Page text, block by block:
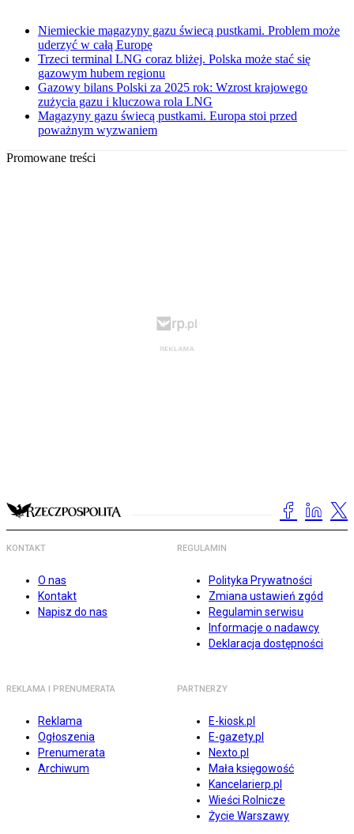
Niemieckie magazyny gazu świecą pustkami. Problem może
uderzyć w całą Europę
Trzeci terminal LNG coraz bliżej. Polska może stać się
gazowym hubem regionu
Gazowy bilans Polski za 2025 rok: Wzrost krajowego
zużycia gazu i kluczowa rola LNG
Magazyny gazu świecą pustkami. Europa stoi przed
poważnym wyzwaniem
Promowane treści
KONTAKT
O nas
Kontakt
Napisz do nas
REGULAMIN
Polityka Prywatności
Zmiana ustawień zgód
Regulamin serwisu
Informacje o nadawcy
Deklaracja dostępności
REKLAMA I PRENUMERATA
Reklama
Ogłoszenia
Prenumerata
Archiwum
PARTNERZY
E-kiosk.pl
E-gazety.pl
Nexto.pl
Mała księgowość
Kancelarierp.pl
Wieści Rolnicze
Życie Warszawy